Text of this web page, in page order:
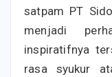
satpam PT
menjadi
inspiratifnya
rasa syukur